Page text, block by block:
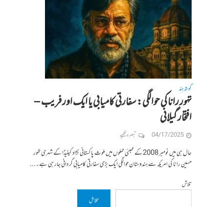
گوشہ ہند
تہور رانا کی حوالگی: سفارتی کامیابی یا ایک اور فریب –
افتخار گیلانی
04/17/2025 تبصرہ لکھیے
حال ہی میں نومبر 2008کے ممبئی حملوں میں ملوث پاکستانی نژاد کینیڈا کے شہری تہور
حسین رانا کی امریکہ سے ہندوستان حوالگی ایک بڑی سفارتی کامیابی گر دانی جار ہی ہے۔...
تلاش
تلاش